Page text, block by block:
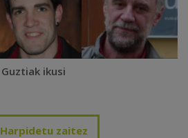
Guztiak ikusi
Harpidetu zaitez